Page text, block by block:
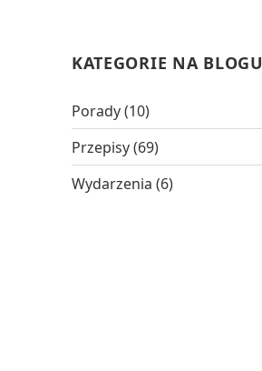
KATEGORIE NA BLOGU
Porady(10)
Przepisy(69)
Wydarzenia (6)